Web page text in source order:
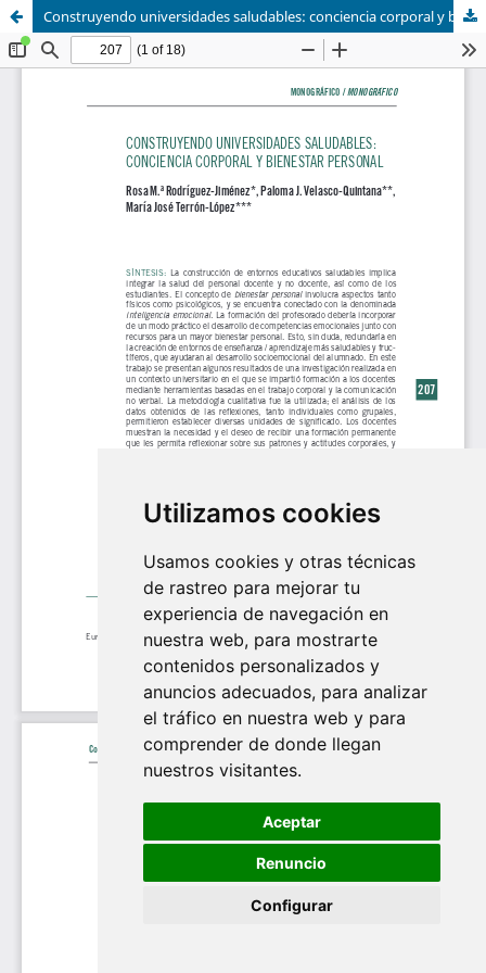
Utilizamos cookies
Usamos cookies y otras técnicas
de rastreo para mejorar tu
experiencia de navegación en
nuestra web, para mostrarte
contenidos personalizados y
anuncios adecuados, para analizar
el tráfico en nuestra web y para
comprender de donde llegan
nuestros visitantes.
Aceptar
Renuncio
Configurar
Construyendo universidades saludables: conciencia corporal y bienestar personal